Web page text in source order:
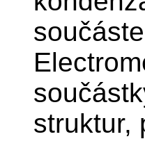
struktur,